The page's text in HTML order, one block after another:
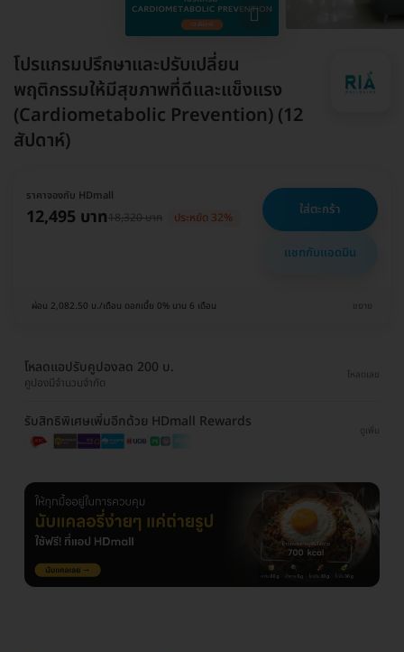
โปรแกรมปรึกษาและปรับเปลี่ยน
พฤติกรรมให้มีสุขภาพที่ดีและแข็งแรง
(Cardiometabolic Prevention) (12
สัปดาห์)
ราคาจองกับ HDmall
12,495 บาท18,320 บาท ประหยัด 32% ใส่ตะกร้า
แชทกับแอดมิน
ผ่อน 2,082.50 บ./เดือน ดอกเบี้ย 0% นาน 6 เดือน ขยาย
โหลดแอปรับคูปองลด 200 บ.
คูปองมีจำนวนจำกัด
โหลดเลย
รับสิทธิพิเศษเพิ่มอีกด้วย HDmall Rewards
ดูเพิ่ม